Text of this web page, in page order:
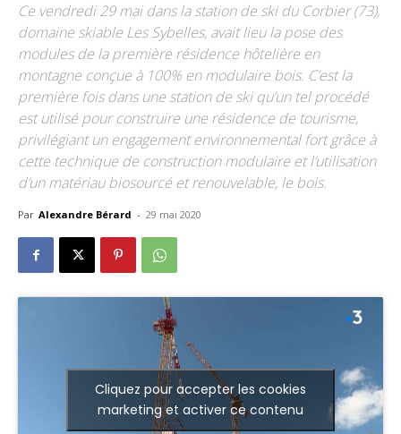
Ce vendredi 29 mai dans la station de ski du Corbier (73),
domaine skiable Les Sybelles, avait lieu la pose des
modules de la première résidence hôtelière en
montagne conçue à 100% en modulaire bois. C’est la
première fois dans une station de ski qu’un tel procédé
est utilisé pour construire une résidence de tourisme,
privilégiant un engagement environnemental fort grâce à
cette technique de construction modulaire et l’utilisation
d’un matériau biosourcé et renouvelable, le bois.
Par Alexandre Bérard - 29 mai 2020
Cliquez pour accepter les cookies
marketing et activer ce contenu